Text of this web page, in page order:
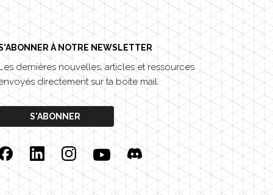
À NOTRE NEWSLETTER
dernières nouvelles, articles et ressources
directement sur ta boite mail.
S'ABONNER
LinkedinInstagramYouTubeDiscord